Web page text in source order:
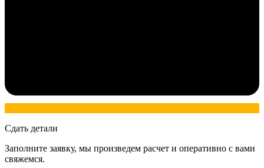
Сдать детали
Заполните заявку, мы произведем расчет и оперативно с вами
свяжемся.